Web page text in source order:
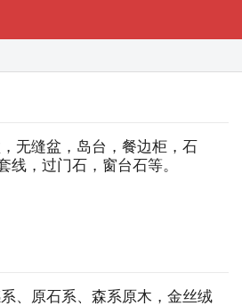
无缝盆，岛台，餐边柜，石
，过门石，窗台石等。
、原石系、森系原木，金丝绒